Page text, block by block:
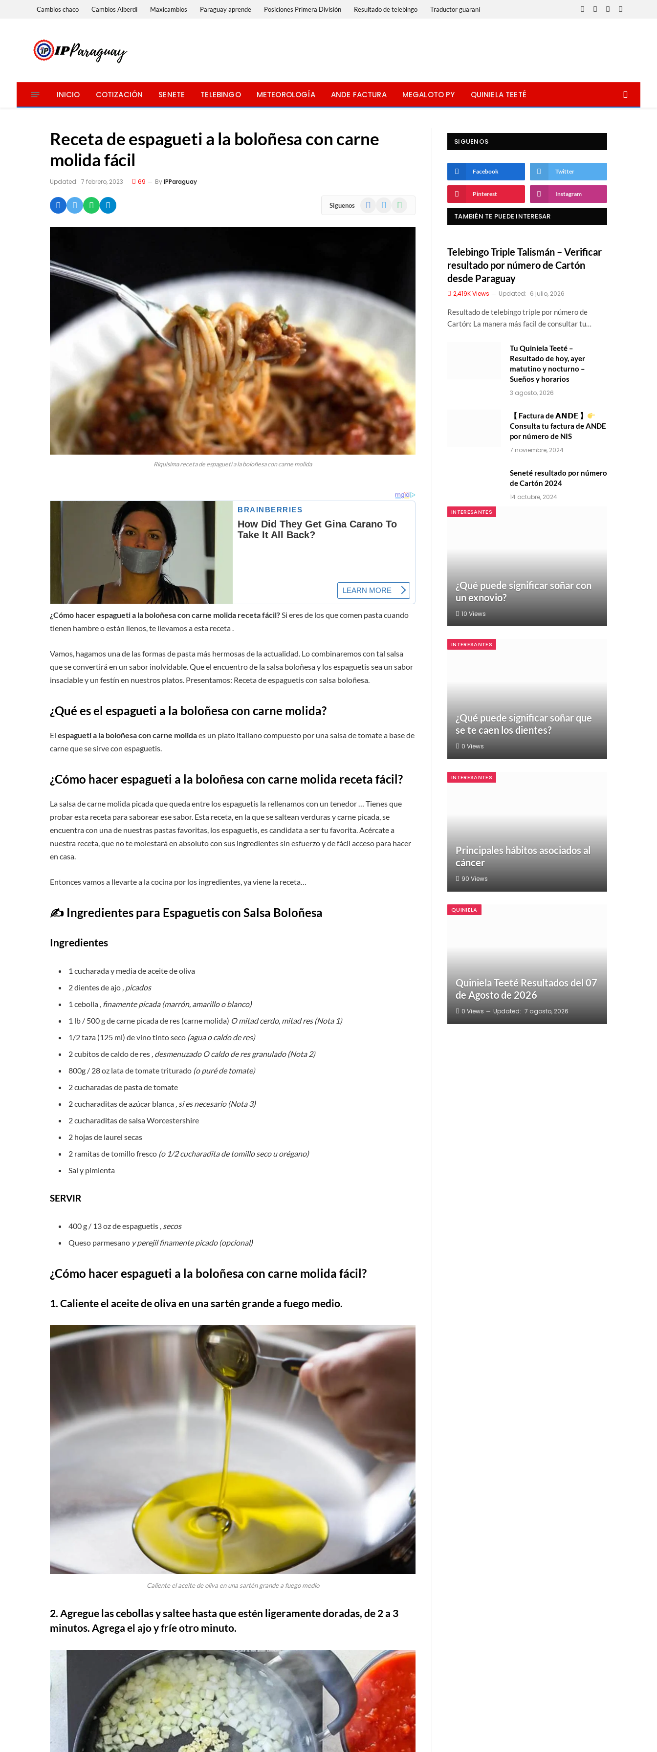
Cambios chaco Cambios Alberdi Maxicambios Paraguay aprende Posiciones Primera División Resultado de telebingo Traductor guaraní
Facebook
X
InstagramWhatsApp
INICIO COTIZACIÓN SENETE TELEBINGO METEOROLOGÍA ANDE FACTURA MEGALOTO PY QUINIELA TEETÉ
Receta de espagueti a la boloñesa con carne
molida fácil
Updated: 7 febrero, 2023 69 ByIPParaguay
Siguenos Facebook WhatsApp
Riquisima receta de espagueti a la boloñesa con carne molida
¿Cómo hacer espagueti a la boloñesa con carne molida receta fácil?Si eres de los que comen pasta cuando
tienen hambre o están llenos, te llevamos a esta receta .
Vamos, hagamos una de las formas de pasta más hermosas de la actualidad. Lo combinaremos con tal salsa
que se convertirá en un sabor inolvidable. Que el encuentro de la salsa boloñesa y los espaguetis sea un sabor
insaciable y un festín en nuestros platos. Presentamos: Receta de espaguetis con salsa boloñesa.
¿Qué es el espagueti a la boloñesa con carne molida?
El espagueti a la boloñesacon carne molidaes un plato italiano compuesto por una salsa de tomate a base de
carne que se sirve con espaguetis.
¿Cómo hacer espagueti a la boloñesa con carne molida receta fácil?
La salsa de carne molida picada que queda entre los espaguetis la rellenamos con un tenedor … Tienes que
probar esta receta para saborear ese sabor. Esta receta, en la que se saltean verduras y carne picada, se
encuentra con una de nuestras pastas favoritas, los espaguetis, es candidata a ser tu favorita. Acércate a
nuestra receta, que no te molestará en absoluto con sus ingredientes sin esfuerzo y de fácil acceso para hacer
en casa.
Entonces vamos a llevarte a la cocina por los ingredientes, ya viene la receta…
‍‎✍ Ingredientes para Espaguetis con Salsa Boloñesa
Ingredientes
1 cucharada y media de aceite de oliva
2 dientes de ajo , picados
1 cebolla , finamente picada (marrón, amarillo o blanco)
1 lb / 500 g de carne picada de res (carne molida) O mitad cerdo, mitad res (Nota 1)
1/2 taza (125 ml) de vino tinto seco (agua o caldo de res)
2 cubitos de caldo de res , desmenuzado O caldo de res granulado (Nota 2)
800g / 28 oz lata de tomate triturado (o puré de tomate)
2 cucharadas de pasta de tomate
2 cucharaditas de azúcar blanca , si es necesario (Nota 3)
2 cucharaditas de salsa Worcestershire
2 hojas de laurel secas
2 ramitas de tomillo fresco (o 1/2 cucharadita de tomillo seco u orégano)
Sal y pimienta
SERVIR
400 g / 13 oz de espaguetis , secos
Queso parmesano y perejil finamente picado (opcional)
¿Cómo hacer espagueti a la boloñesa con carne molida fácil?
1. Caliente el aceite de oliva en una sartén grande a fuego medio.
Caliente el aceite de oliva en una sartén grande a fuego medio
2. Agregue las cebollas y saltee hasta que estén ligeramente doradas, de 2 a 3
minutos. Agrega el ajo y fríe otro minuto.
SIGUENOS
Facebook Twitter
Pinterest Instagram
TAMBIÉN TE PUEDE INTERESAR
Telebingo Triple Talismán – Verificar
resultado por número de Cartón
desde Paraguay
2,419KViews Updated: 6 julio, 2026
Resultado de telebingo triple por número de
Cartón: La manera más facil de consultar tu…
Tu Quiniela Teeté –
Resultado de hoy, ayer
matutino y nocturno –
Sueños y horarios
3 agosto, 2026
【 Factura de 𝗔𝗡𝗗𝗘 】
Consulta tu factura de ANDE
por número de NIS
7 noviembre, 2024
Seneté resultado por número
de Cartón 2024
14 octubre, 2024
INTERESANTES
¿Qué puede significar soñar con
un exnovio?
10 Views
INTERESANTES
¿Qué puede significar soñar que
se te caen los dientes?
0 Views
INTERESANTES
Principales hábitos asociados al
cáncer
90 Views
QUINIELA
Quiniela Teeté Resultados del 07
de Agosto de 2026
0 Views Updated: 7 agosto, 2026